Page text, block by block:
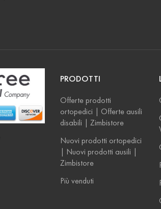
PRODOTTI
Offerte prodotti
ortopedici | Offerte ausili
disabili | Zimbistore
Nuovi prodotti ortopedici
| Nuovi prodotti ausili |
Zimbistore
Più venduti